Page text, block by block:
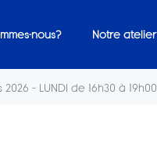
nous? Notre atelier
– LUNDI de 16h30 à 19h00